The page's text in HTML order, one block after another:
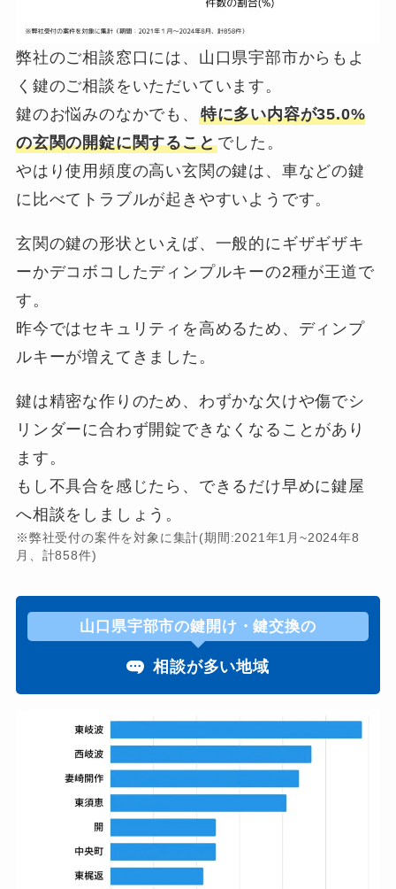
弊社のご相談窓口には、山口県宇部市からもよ
く鍵のご相談をいただいています。
鍵のお悩みのなかでも、 特に多い内容が35.0%
の玄関の開錠に関することでした。
やはり使用頻度の高い玄関の鍵は、車などの鍵
に比べてトラブルが起きやすいようです。
玄関の鍵の形状といえば、一般的にギザギザキ
ーかデコボコしたディンプルキーの2種が王道で
す。
昨今ではセキュリティを高めるため、ディンプ
ルキーが増えてきました。
鍵は精密な作りのため、わずかな欠けや傷でシ
リンダーに合わず開錠できなくなることがあり
ます。
もし不具合を感じたら、できるだけ早めに鍵屋
へ相談をしましょう。
※弊社受付の案件を対象に集計(期間:2021年1月~2024年8
月、計858件)
山口県宇部市の鍵開け・鍵交換の
相談が多い地域